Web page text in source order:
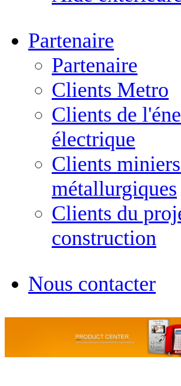
Partenaire
Partenaire
Clients Metro
Clients de
électrique
Clients
métallurgiques
Clients du
construction
Nous contacter